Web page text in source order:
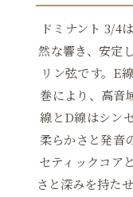
ドミナント 3/4
然な響き、安定
リン弦です。E
巻により、高音
線とD線はシン
柔らかさと発音
セティックコア
さと深みを持た